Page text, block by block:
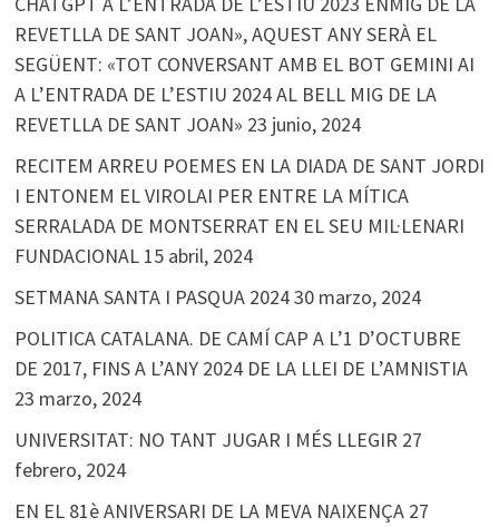
REVETLLA DE SANT JOAN», AQUEST ANY SERÀ EL
SEGÜENT: «TOT CONVERSANT AMB EL BOT GEMINI AI
A L’ENTRADA DE L’ESTIU 2024 AL BELL MIG DE LA
REVETLLA DE SANT JOAN» 23 junio, 2024
RECITEM ARREU POEMES EN LA DIADA DE SANT JORDI
I ENTONEM EL VIROLAI PER ENTRE LA MÍTICA
SERRALADA DE MONTSERRAT EN EL SEU MIL·LENARI
FUNDACIONAL 15 abril, 2024
SETMANA SANTA I PASQUA 202430 marzo, 2024
POLITICA CATALANA. DE CAMÍ CAP A L’1 D’OCTUBRE
DE 2017, FINS A L’ANY 2024 DE LA LLEI DE L’AMNISTIA
23 marzo, 2024
UNIVERSITAT: NO TANT JUGAR I MÉS LLEGIR 27
febrero, 2024
EN EL 81è ANIVERSARI DE LA MEVA NAIXENÇA 27